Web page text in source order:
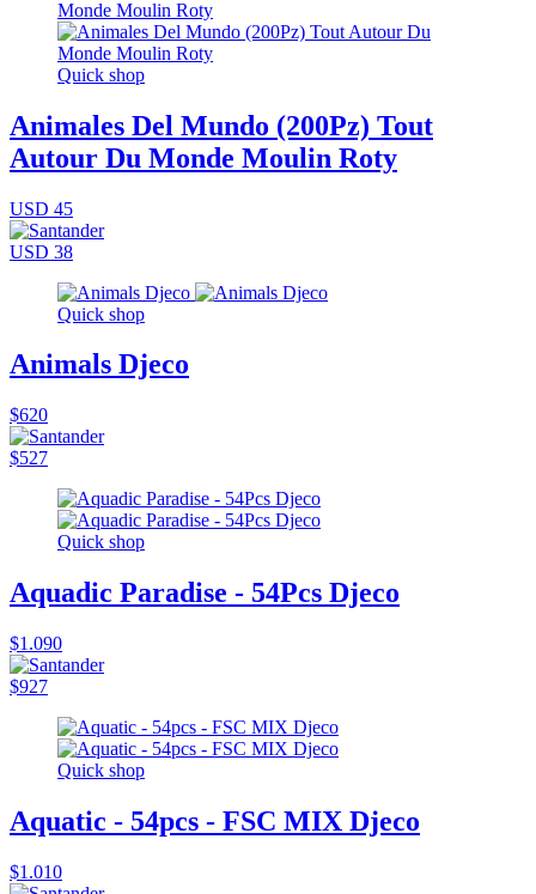
Quick shop
Animales Del Mundo (200Pz) Tout
Autour Du Monde Moulin Roty
USD 45
USD 38
Quick shop
Animals Djeco
$620
$527
Quick shop
Aquadic Paradise - 54Pcs Djeco
$1.090
$927
Quick shop
Aquatic - 54pcs - FSC MIX Djeco
$1.010